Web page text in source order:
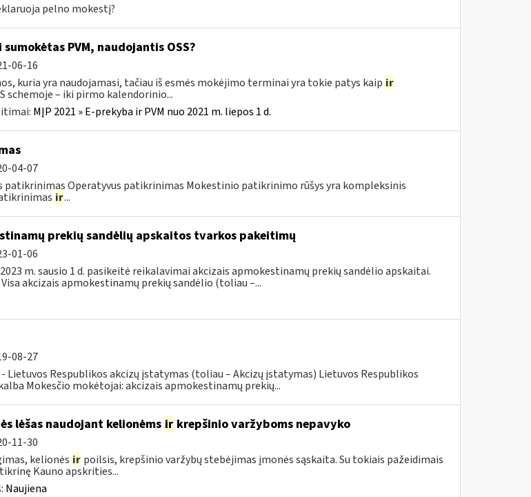
pelno mokestį?
PVM, naudojantis OSS?
06-16
kuria yra naudojamasi, tačiau iš esmės mokėjimo terminai yra tokie patys kaip ir
schemoje – iki pirmo kalendorinio...
MĮP 2021 » E-prekyba ir PVM nuo 2021 m. liepos 1 d.
04-07
patikrinimas Operatyvus patikrinimas Mokestinio patikrinimo rūšys yra kompleksinis
ir...
prekių sandėlių apskaitos tvarkos pakeitimų
01-06
m. sausio 1 d. pasikeitė reikalavimai akcizais apmokestinamų prekių sandėlio apskaitai.
akcizais apmokestinamų prekių sandėlio (toliau –...
08-27
Lietuvos Respublikos akcizų įstatymas (toliau – Akcizų įstatymas) Lietuvos Respublikos
Mokesčio mokėtojai: akcizais apmokestinamų prekių...
lėšas naudojant kelionėms irkrepšinio varžyboms nepavyko
11-30
kelionės ir poilsis, krepšinio varžybų stebėjimas įmonės sąskaita. Su tokiais pažeidimais
Kauno apskrities...
Naujiena